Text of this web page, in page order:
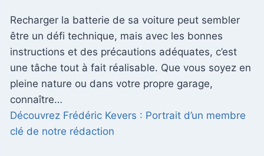
Recharger la batterie de sa voiture peut sembler
être un défi technique, mais avec les bonnes
instructions et des précautions adéquates, c’est
une tâche tout à fait réalisable. Que vous soyez en
pleine nature ou dans votre propre garage,
connaître…
Découvrez Frédéric Kevers : Portrait d’un membre
clé de notre rédaction